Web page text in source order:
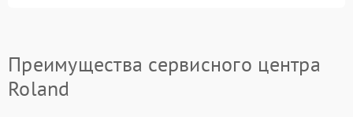
Преимущества сервисного центра
Roland